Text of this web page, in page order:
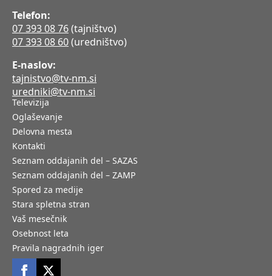
Telefon:
07 393 08 76(tajništvo)
07 393 08 60(uredništvo)
E-naslov:
tajnistvo@tv-nm.si
uredniki@tv-nm.si
Televizija
Oglaševanje
Delovna mesta
Kontakti
Seznam oddajanih del – SAZAS
Seznam oddajanih del – ZAMP
Spored za medije
Stara spletna stran
Vaš mesečnik
Osebnost leta
Pravila nagradnih iger